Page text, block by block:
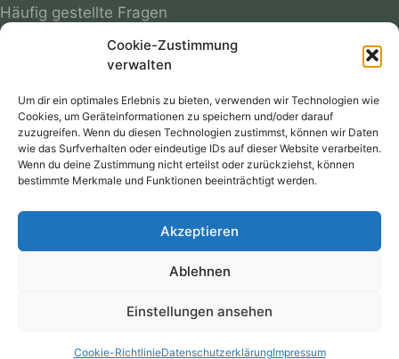
Cookie-Zustimmung
verwalten
Um dir ein optimales Erlebnis zu bieten, verwenden wir Technologien wie
Cookies, um Geräteinformationen zu speichern und/oder darauf
zuzugreifen. Wenn du diesen Technologien zustimmst, können wir Daten
wie das Surfverhalten oder eindeutige IDs auf dieser Website verarbeiten.
Wenn du deine Zustimmung nicht erteilst oder zurückziehst, können
bestimmte Merkmale und Funktionen beeinträchtigt werden.
Akzeptieren
Ablehnen
Einstellungen ansehen
Cookie-RichtlinieDatenschutzerklärungImpressum
Häufig gestellte Fragen
Grössentabelle
Optimale Passform
Farbmuster
Reparaturservice
Versandkosten
Follow
RECHTLICHES